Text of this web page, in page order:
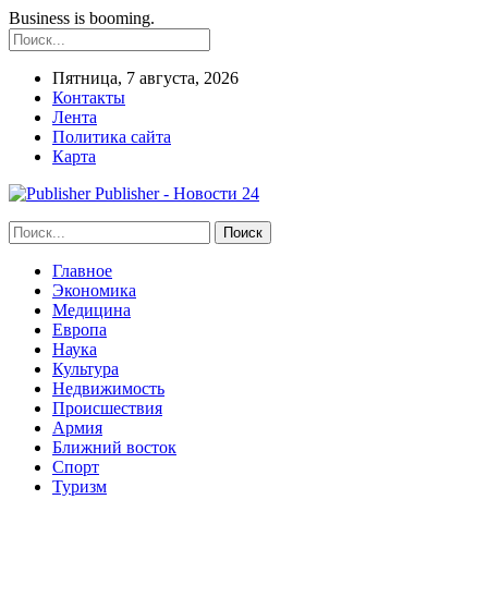
Business is booming.
Пятница, 7 августа, 2026
Контакты
Лента
Политика сайта
Карта
Publisher - Новости 24
Главное
Экономика
Медицина
Европа
Наука
Культура
Недвижимость
Происшествия
Армия
Ближний восток
Спорт
Туризм